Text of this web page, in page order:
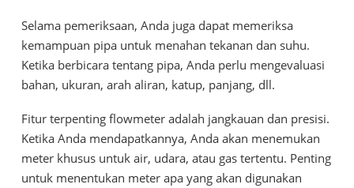
Selama pemeriksaan, Anda juga dapat memeriksa
kemampuan pipa untuk menahan tekanan dan suhu.
Ketika berbicara tentang pipa, Anda perlu mengevaluasi
bahan, ukuran, arah aliran, katup, panjang, dll.
Fitur terpenting flowmeter adalah jangkauan dan presisi.
Ketika Anda mendapatkannya, Anda akan menemukan
meter khusus untuk air, udara, atau gas tertentu. Penting
untuk menentukan meter apa yang akan digunakan